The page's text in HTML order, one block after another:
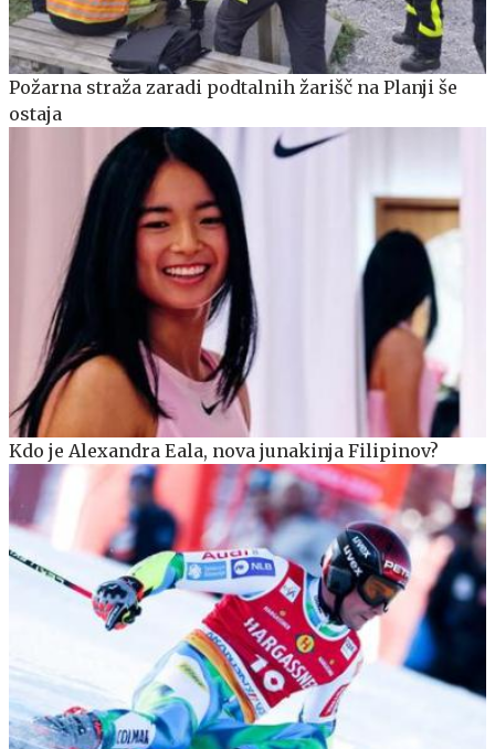
Požarna straža zaradi podtalnih žarišč na Planji še
ostaja
Kdo je Alexandra Eala, nova junakinja Filipinov?